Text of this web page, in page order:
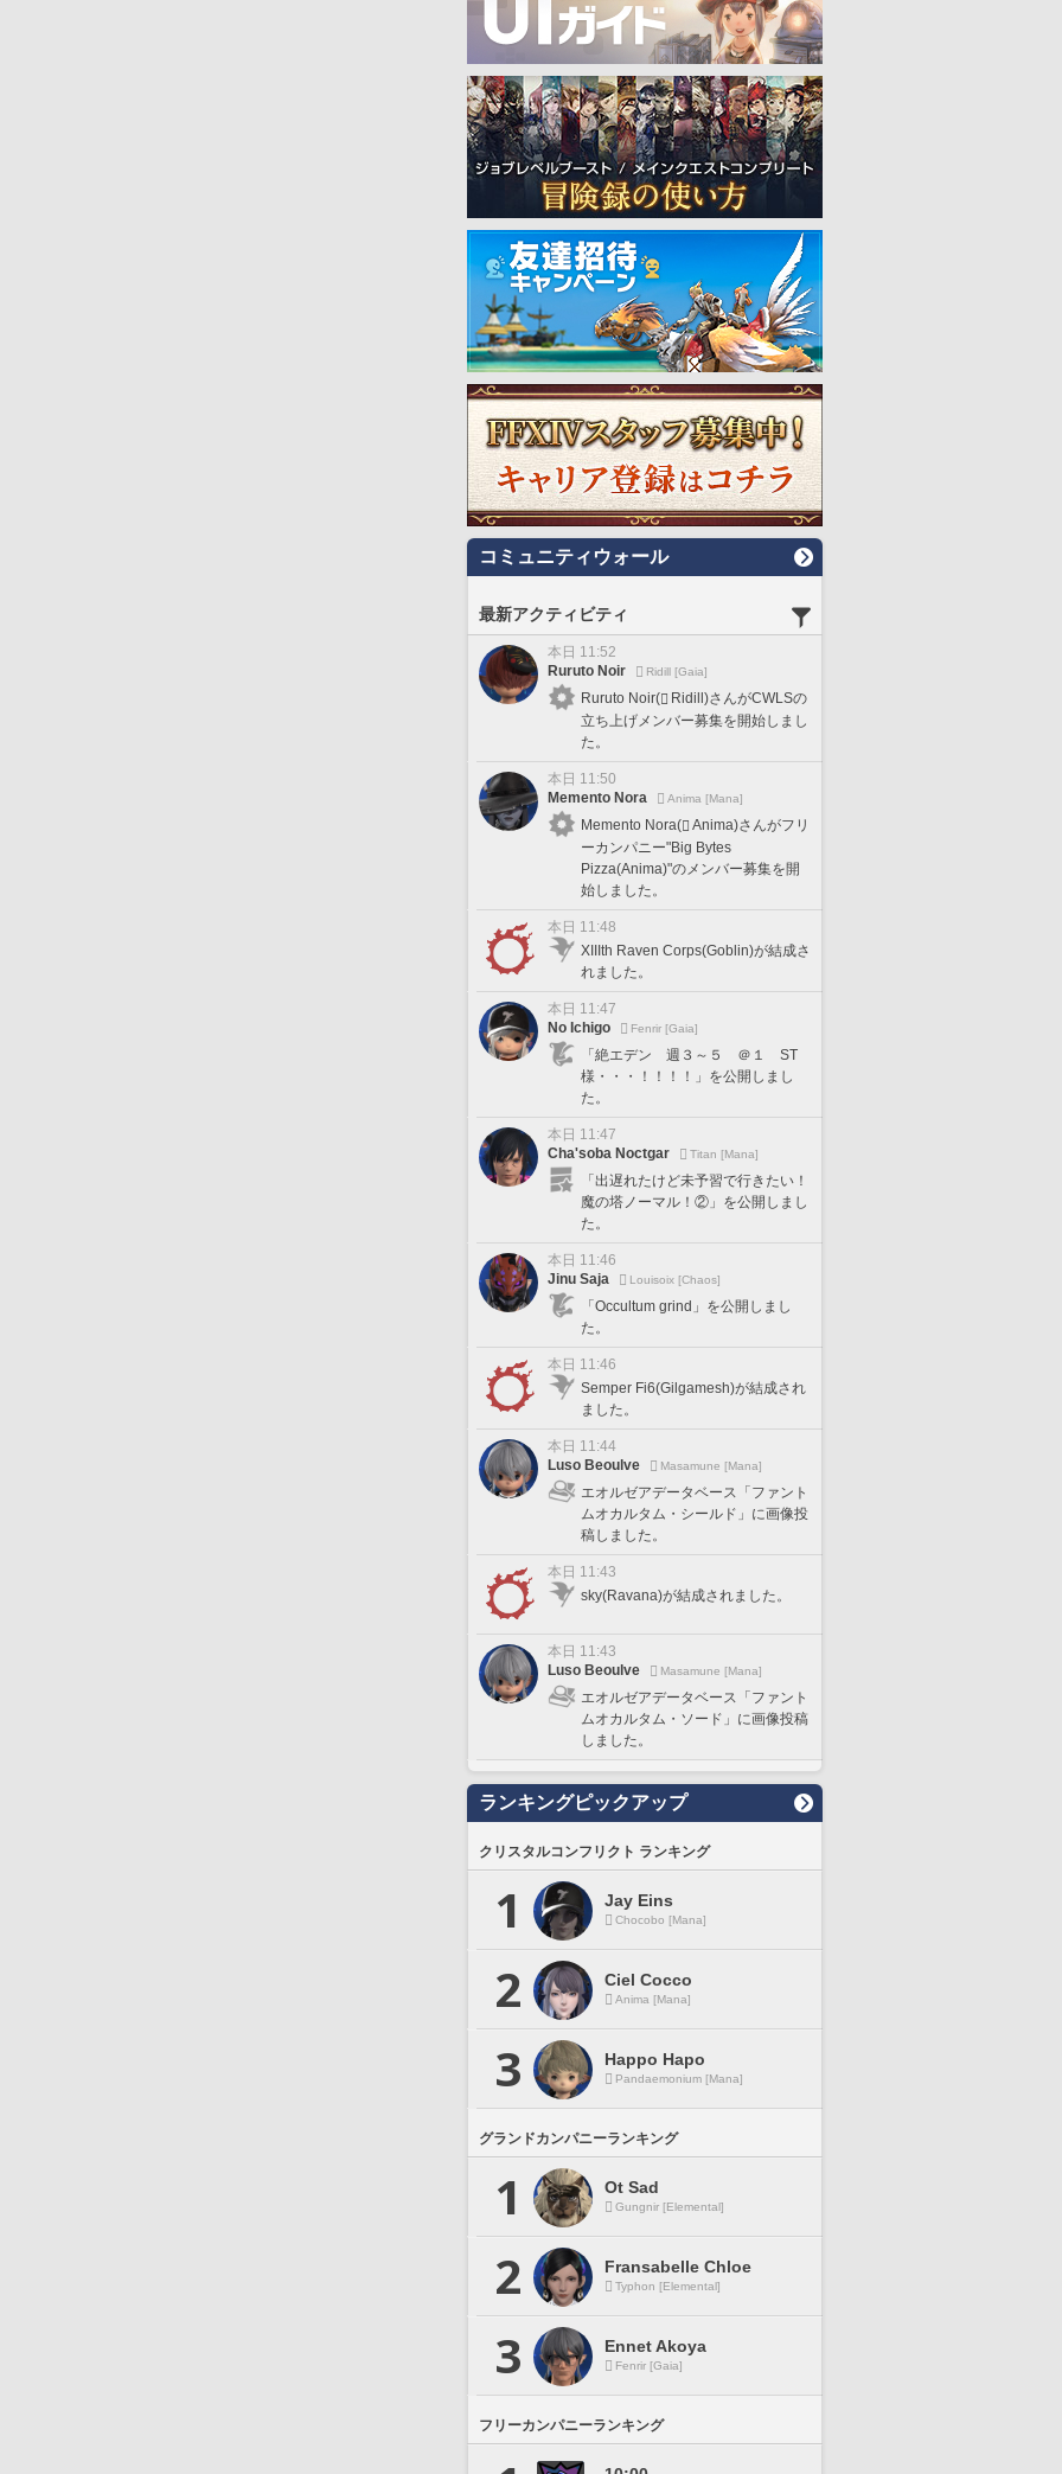
コミュニティウォール
最新アクティビティ
本日 11:52
Ruruto Noir
Ridill [Gaia]
Ruruto Noir(
Ridill)さんがCWLSの
立ち上げメンバー募集を開始しまし
た。
本日 11:50
Memento Nora
Anima [Mana]
Memento Nora(
Anima)さんがフリ
ーカンパニー"Big Bytes
Pizza(Anima)"のメンバー募集を開
始しました。
本日 11:48
XIIIth Raven Corps(Goblin)が結成さ
れました。
本日 11:47
No Ichigo
Fenrir [Gaia]
「絶エデン 週３～５ ＠１ ST
様・・・！！！！」を公開しまし
た。
本日 11:47
Cha'soba Noctgar
Titan [Mana]
「出遅れたけど未予習で行きたい！
魔の塔ノーマル！②」を公開しまし
た。
本日 11:46
Jinu Saja
Louisoix [Chaos]
「Occultum grind」を公開しまし
た。
本日 11:46
Semper Fi6(Gilgamesh)が結成され
ました。
本日 11:44
Luso Beoulve
Masamune [Mana]
エオルゼアデータベース「ファント
ムオカルタム・シールド」に画像投
稿しました。
本日 11:43
sky(Ravana)が結成されました。
本日 11:43
Luso Beoulve
Masamune [Mana]
エオルゼアデータベース「ファント
ムオカルタム・ソード」に画像投稿
しました。
ランキングピックアップ
クリスタルコンフリクト ランキング
1 Jay Eins
Chocobo [Mana]
2 Ciel Cocco
Anima [Mana]
3 Happo Hapo
Pandaemonium [Mana]
グランドカンパニーランキング
1 Ot Sad
Gungnir [Elemental]
2 Fransabelle Chloe
Typhon [Elemental]
3 Ennet Akoya
Fenrir [Gaia]
フリーカンパニーランキング